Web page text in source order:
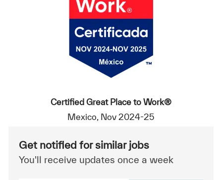
Certified Great Place to Work®
Mexico, Nov 2024-25
Get notified for similar jobs
You'll receive updates once a week